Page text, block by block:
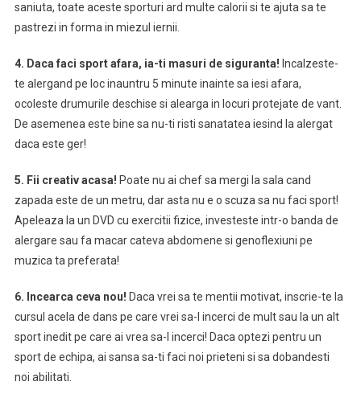
saniuta, toate aceste sporturi ard multe calorii si te ajuta sa te
pastrezi in forma in miezul iernii.
4. Daca faci sport afara, ia-ti masuri de siguranta! Incalzeste-
te alergand pe loc inauntru 5 minute inainte sa iesi afara,
ocoleste drumurile deschise si alearga in locuri protejate de vant.
De asemenea este bine sa nu-ti risti sanatatea iesind la alergat
daca este ger!
5. Fii creativ acasa! Poate nu ai chef sa mergi la sala cand
zapada este de un metru, dar asta nu e o scuza sa nu faci sport!
Apeleaza la un DVD cu exercitii fizice, investeste intr-o banda de
alergare sau fa macar cateva abdomene si genoflexiuni pe
muzica ta preferata!
6. Incearca ceva nou! Daca vrei sa te mentii motivat, inscrie-te la
cursul acela de dans pe care vrei sa-l incerci de mult sau la un alt
sport inedit pe care ai vrea sa-l incerci! Daca optezi pentru un
sport de echipa, ai sansa sa-ti faci noi prieteni si sa dobandesti
noi abilitati.